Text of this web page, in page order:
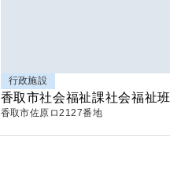
行政施設
香取市社会福祉課社会福祉班
香取市佐原ロ2127番地